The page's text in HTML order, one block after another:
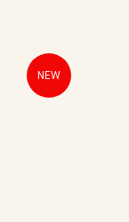
NEW